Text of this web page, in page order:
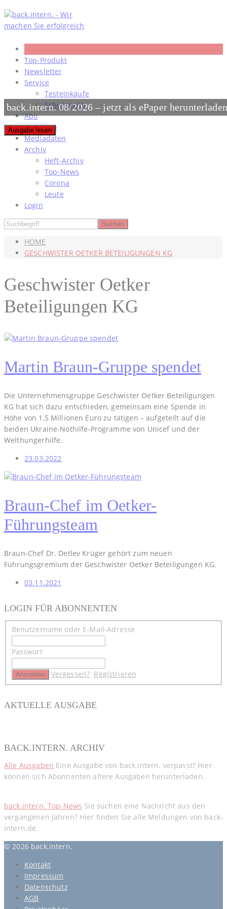
Skip
to
content
Top-Produkt
Newsletter
Service
Testeinkäufe
Schulungen
Abo
#meinjob
Mediadaten
Archiv
Heft-Archiv
Top-News
Corona
Leute
Login
HOME
GESCHWISTER OETKER BETEILIGUNGEN KG
Geschwister Oetker
Beteiligungen KG
Martin Braun-Gruppe spendet
Die Unternehmensgruppe Geschwister Oetker Beteiligungen
KG hat sich dazu entschieden, gemeinsam eine Spende in
Höhe von 1,5 Millionen Euro zu tätigen – aufgeteilt auf die
beiden Ukraine-Nothilfe-Programme von Unicef und der
Welthungerhilfe.
23.03.2022
Braun-Chef im Oetker-
Führungsteam
Braun-Chef Dr. Detlev Krüger gehört zum neuen
Führungsgremium der Geschwister Oetker Beteiligungen KG.
03.11.2021
LOGIN FÜR ABONNENTEN
Benutzername oder E-Mail-Adresse
Passwort
Vergessen? Registrieren
AKTUELLE AUSGABE
back.intern. 08/2026 – jetzt als ePaper herunterladen
Ausgabe lesen
BACK.INTERN. ARCHIV
Alle Ausgaben Eine Ausgabe von back.intern. verpasst? Hier
können sich Abonnenten ältere Ausgaben herunterladen.
back.intern. Top-News Sie suchen eine Nachricht aus den
vergangenen Jahren? Hier finden Sie alle Meldungen von back-
intern.de.
© 2026 back.intern.
Kontakt
Impressum
Datenschutz
AGB